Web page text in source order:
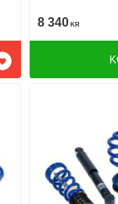
Lägg till i favoriter
8 340KR